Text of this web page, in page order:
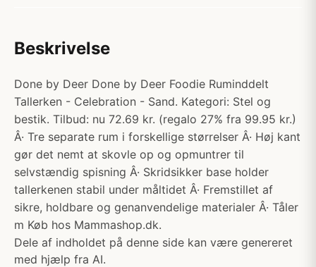
Beskrivelse
Done by Deer Done by Deer Foodie Ruminddelt
Tallerken - Celebration - Sand. Kategori: Stel og
bestik. Tilbud: nu 72.69 kr. (regalo 27% fra 99.95 kr.)
Â· Tre separate rum i forskellige størrelser Â· Høj kant
gør det nemt at skovle op og opmuntrer til
selvstændig spisning Â· Skridsikker base holder
tallerkenen stabil under måltidet Â· Fremstillet af
sikre, holdbare og genanvendelige materialer Â· Tåler
m Køb hos Mammashop.dk.
Dele af indholdet på denne side kan være genereret
med hjælp fra AI.